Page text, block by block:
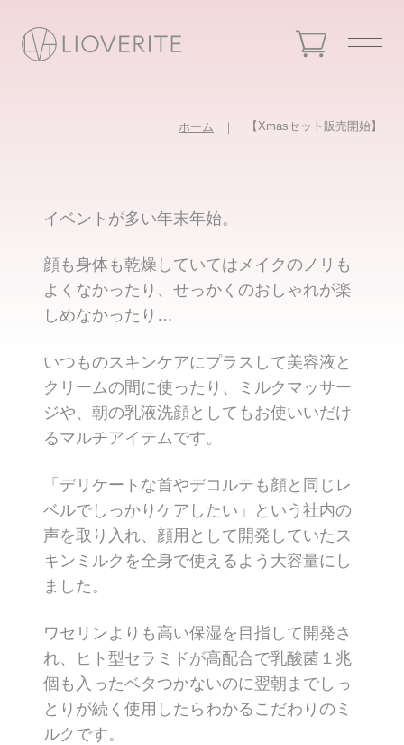
ホーム 【Xmasセット販売開始】
イベントが多い年末年始。
顔も身体も乾燥していてはメイクのノリも
よくなかったり、せっかくのおしゃれが楽
しめなかったり…
いつものスキンケアにプラスして美容液と
クリームの間に使ったり、ミルクマッサー
ジや、朝の乳液洗顔としてもお使いいだけ
るマルチアイテムです。
「デリケートな首やデコルテも顔と同じレ
ベルでしっかりケアしたい」という社内の
声を取り入れ、顔用として開発していたス
キンミルクを全身で使えるよう大容量にし
ました。
ワセリンよりも高い保湿を目指して開発さ
れ、ヒト型セラミドが高配合で乳酸菌１兆
個も入ったベタつかないのに翌朝までしっ
とりが続く使用したらわかるこだわりのミ
ルクです。